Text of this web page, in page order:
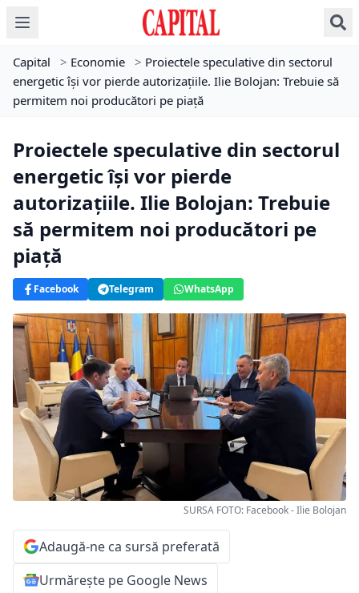
Capital > Economie > Proiectele speculative din sectorul
energetic își vor pierde autorizațiile. Ilie Bolojan: Trebuie să
permitem noi producători pe piață
Proiectele speculative din sectorul
energetic își vor pierde
autorizațiile. Ilie Bolojan: Trebuie
să permitem noi producători pe
piață
Facebook Telegram WhatsApp
SURSA FOTO: Facebook - Ilie Bolojan
Adaugă-ne ca sursă preferată
Urmărește pe Google News